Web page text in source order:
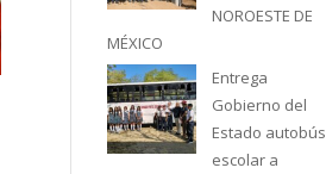
NOROESTE DE
MÉXICO
Entrega
Gobierno del
Estado autobús
escolar a